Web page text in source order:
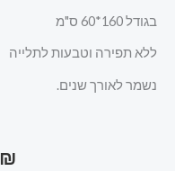
בגודל 160*60 ס"מ
ללא תפירה וטבעות לתלייה
נשמר לאורך שנים.
₪